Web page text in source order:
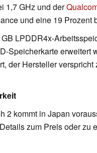
1,7 GHz und der
und eine 19 Prozent
LPDDR4x-
Speicherkarte erweitert
der Hersteller
2 kommt in Japan
zum Preis oder zu